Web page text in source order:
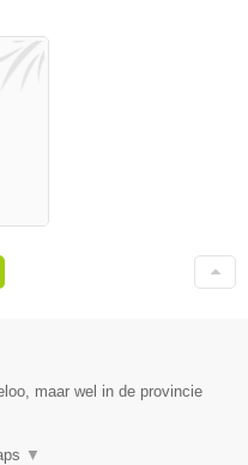
maar wel in de provincie
▼